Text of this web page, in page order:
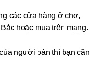
các cửa hàng ở chợ,
hoặc mua trên mạng.
người bán thì bạn cần